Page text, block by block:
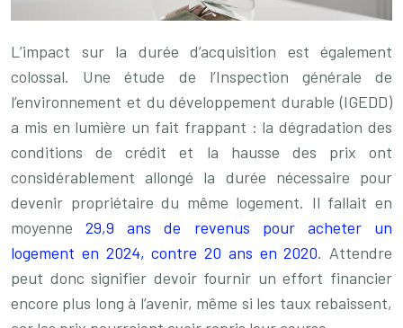
L’impact sur la durée d’acquisition est également
colossal. Une étude de l’Inspection générale de
l’environnement et du développement durable (IGEDD)
a mis en lumière un fait frappant : la dégradation des
conditions de crédit et la hausse des prix ont
considérablement allongé la durée nécessaire pour
devenir propriétaire du même logement. Il fallait en
moyenne29,9 ans de revenus pour acheter un
logement en 2024, contre 20 ans en 2020. Attendre
peut donc signifier devoir fournir un effort financier
encore plus long à l’avenir, même si les taux rebaissent,